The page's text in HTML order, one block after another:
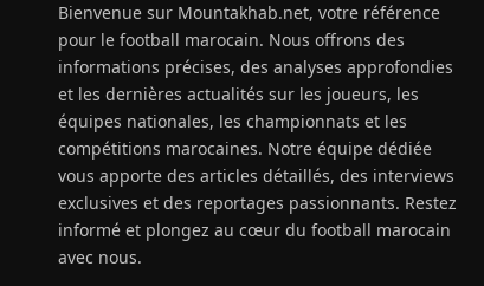
Bienvenue sur Mountakhab.net, votre référence
pour le football marocain. Nous offrons des
informations précises, des analyses approfondies
et les dernières actualités sur les joueurs, les
équipes nationales, les championnats et les
compétitions marocaines. Notre équipe dédiée
vous apporte des articles détaillés, des interviews
exclusives et des reportages passionnants. Restez
informé et plongez au cœur du football marocain
avec nous.